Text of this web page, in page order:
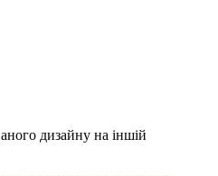
дизайну на іншій